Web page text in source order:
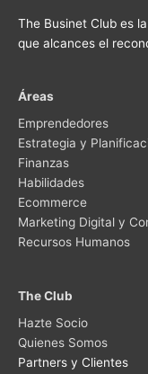
The Businet Club es
que alcances el
Áreas
Emprendedores
Estrategia y
Finanzas
Habilidades
Ecommerce
Marketing Digital y
Recursos Humanos
The Club
Hazte Socio
Quienes Somos
Partners y Clientes